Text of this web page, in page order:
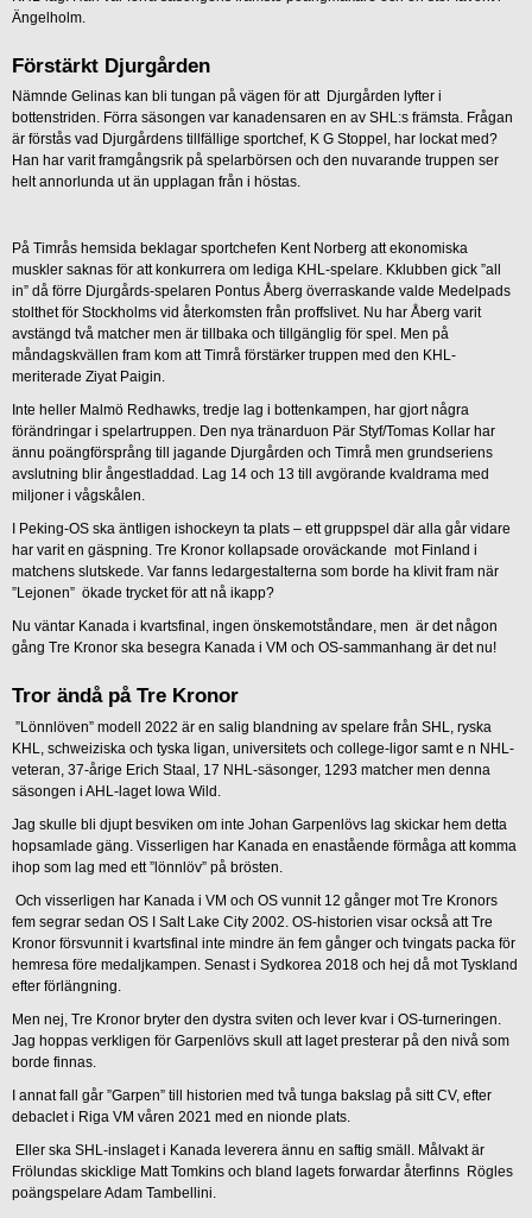
Ängelholm.
Förstärkt Djurgården
Nämnde Gelinas kan bli tungan på vägen för att Djurgården lyfter i
bottenstriden. Förra säsongen var kanadensaren en av SHL:s främsta. Frågan
är förstås vad Djurgårdens tillfällige sportchef, K G Stoppel, har lockat med?
Han har varit framgångsrik på spelarbörsen och den nuvarande truppen ser
helt annorlunda ut än upplagan från i höstas.
På Timrås hemsida beklagar sportchefen Kent Norberg att ekonomiska
muskler saknas för att konkurrera om lediga KHL-spelare. Kklubben gick ”all
in” då förre Djurgårds-spelaren Pontus Åberg överraskande valde Medelpads
stolthet för Stockholms vid återkomsten från proffslivet. Nu har Åberg varit
avstängd två matcher men är tillbaka och tillgänglig för spel. Men på
måndagskvällen fram kom att Timrå förstärker truppen med den KHL-
meriterade Ziyat Paigin.
Inte heller Malmö Redhawks, tredje lag i bottenkampen, har gjort några
förändringar i spelartruppen. Den nya tränarduon Pär Styf/Tomas Kollar har
ännu poängförsprång till jagande Djurgården och Timrå men grundseriens
avslutning blir ångestladdad. Lag 14 och 13 till avgörande kvaldrama med
miljoner i vågskålen.
I Peking-OS ska äntligen ishockeyn ta plats – ett gruppspel där alla går vidare
har varit en gäspning. Tre Kronor kollapsade oroväckande mot Finland i
matchens slutskede. Var fanns ledargestalterna som borde ha klivit fram när
”Lejonen” ökade trycket för att nå ikapp?
Nu väntar Kanada i kvartsfinal, ingen önskemotståndare, men är det någon
gång Tre Kronor ska besegra Kanada i VM och OS-sammanhang är det nu!
Tror ändå på Tre Kronor
”Lönnlöven” modell 2022 är en salig blandning av spelare från SHL, ryska
KHL, schweiziska och tyska ligan, universitets och college-ligor samt e n NHL-
veteran, 37-årige Erich Staal, 17 NHL-säsonger, 1293 matcher men denna
säsongen i AHL-laget Iowa Wild.
Jag skulle bli djupt besviken om inte Johan Garpenlövs lag skickar hem detta
hopsamlade gäng. Visserligen har Kanada en enastående förmåga att komma
ihop som lag med ett ”lönnlöv” på brösten.
Och visserligen har Kanada i VM och OS vunnit 12 gånger mot Tre Kronors
fem segrar sedan OS I Salt Lake City 2002. OS-historien visar också att Tre
Kronor försvunnit i kvartsfinal inte mindre än fem gånger och tvingats packa för
hemresa före medaljkampen. Senast i Sydkorea 2018 och hej då mot Tyskland
efter förlängning.
Men nej, Tre Kronor bryter den dystra sviten och lever kvar i OS-turneringen.
Jag hoppas verkligen för Garpenlövs skull att laget presterar på den nivå som
borde finnas.
I annat fall går ”Garpen” till historien med två tunga bakslag på sitt CV, efter
debaclet i Riga VM våren 2021 med en nionde plats.
Eller ska SHL-inslaget i Kanada leverera ännu en saftig smäll. Målvakt är
Frölundas skicklige Matt Tomkins och bland lagets forwardar återfinns Rögles
poängspelare Adam Tambellini.